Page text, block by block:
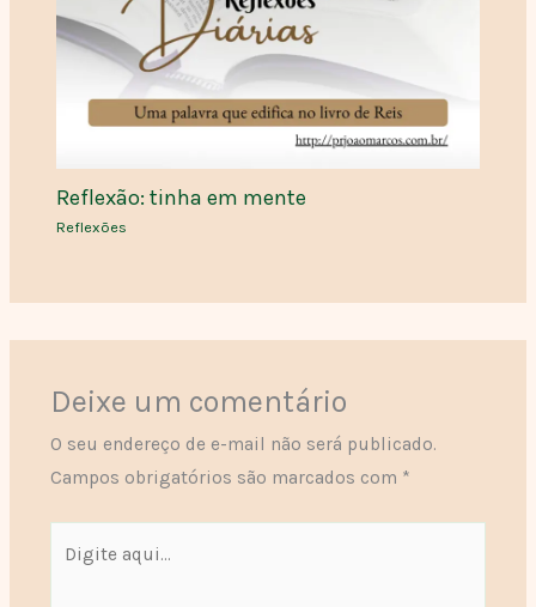
Reflexão: tinha em mente
Reflexões
Deixe um comentário
O seu endereço de e-mail não será publicado.
Campos obrigatórios são marcados com *
aqui...